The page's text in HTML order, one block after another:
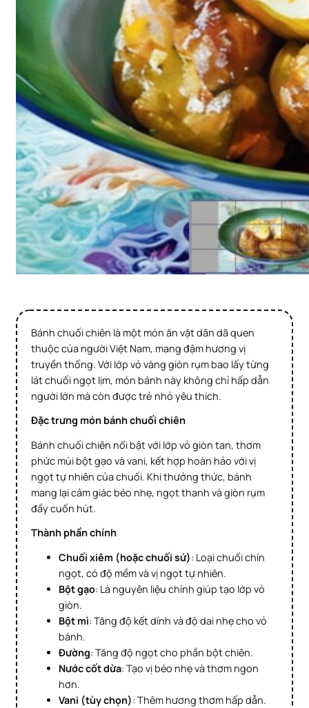
Bánh chuối chiên là một món ăn vặt dân dã quen
thuộc của người Việt Nam, mang đậm hương vị
truyền thống. Với lớp vỏ vàng giòn rụm bao lấy từng
lát chuối ngọt lịm, món bánh này không chỉ hấp dẫn
người lớn mà còn được trẻ nhỏ yêu thích.
Đặc trưng món bánh chuối chiên
Bánh chuối chiên nổi bật với lớp vỏ giòn tan, thơm
phức mùi bột gạo và vani, kết hợp hoàn hảo với vị
ngọt tự nhiên của chuối. Khi thưởng thức, bánh
mang lại cảm giác béo nhẹ, ngọt thanh và giòn rụm
đầy cuốn hút.
Thành phần chính
Chuối xiêm (hoặc chuối sứ): Loại chuối chín
ngọt, có độ mềm và vị ngọt tự nhiên.
Bột gạo: Là nguyên liệu chính giúp tạo lớp vỏ
giòn.
Bột mì: Tăng độ kết dính và độ dai nhẹ cho vỏ
bánh.
Đường: Tăng độ ngọt cho phần bột chiên.
Nước cốt dừa: Tạo vị béo nhẹ và thơm ngon
hơn.
Vani (tùy chọn): Thêm hương thơm hấp dẫn.